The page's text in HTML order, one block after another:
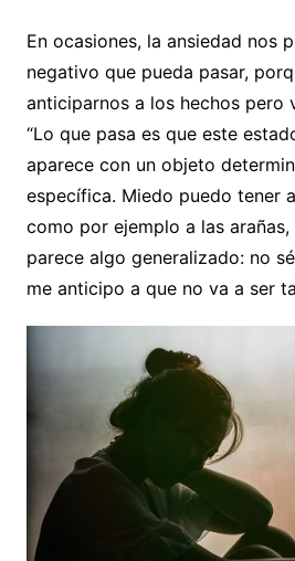
En ocasiones, la ansiedad nos
negativo que pueda pasar,
anticiparnos a los hechos pero
“Lo que pasa es que este
aparece con un objeto
específica. Miedo puedo tener
como por ejemplo a las
parece algo generalizado: no
me anticipo a que no va a ser